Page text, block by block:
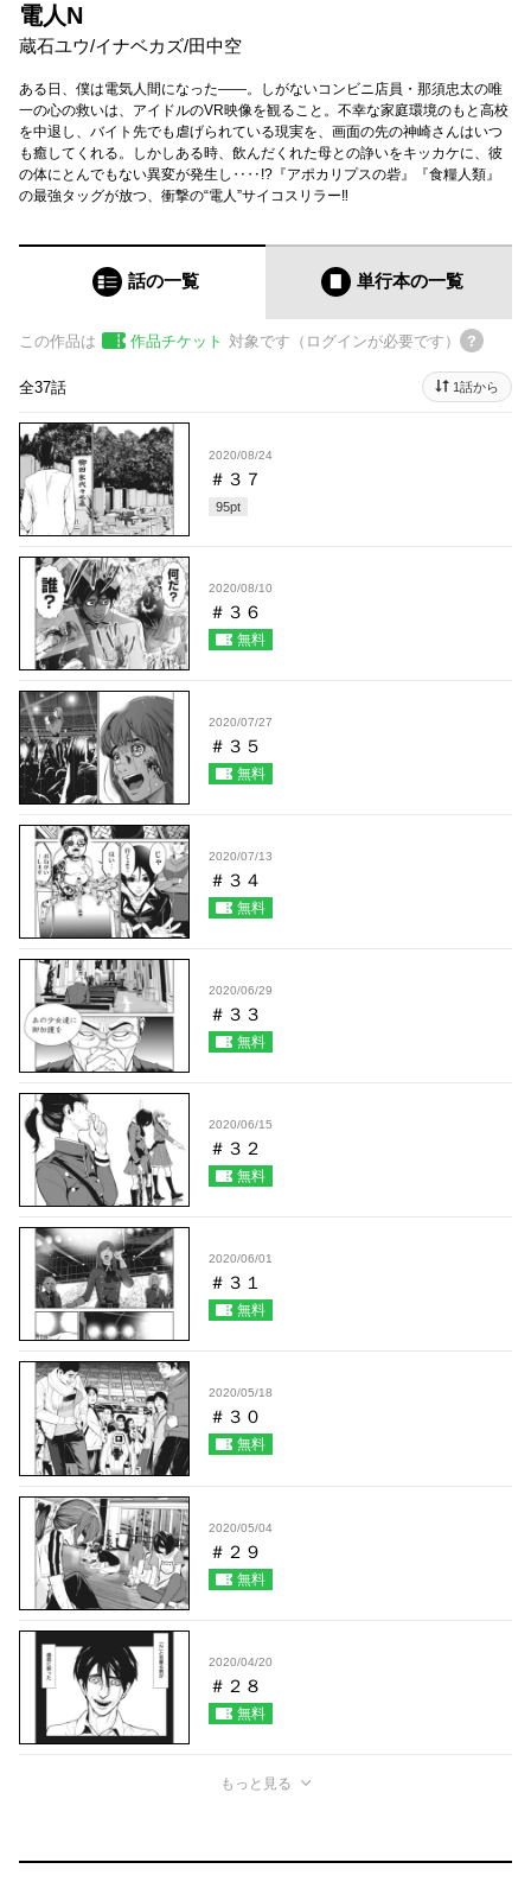
電人N
蔵石ユウ/イナベカズ/田中空
ある日、僕は電気人間になった――。しがないコンビニ店員・那須忠太の唯
一の心の救いは、アイドルのVR映像を観ること。不幸な家庭環境のもと高校
を中退し、バイト先でも虐げられている現実を、画面の先の神崎さんはいつ
も癒してくれる。しかしある時、飲んだくれた母との諍いをキッカケに、彼
の体にとんでもない異変が発生し‥‥!?『アポカリプスの砦』『食糧人類』
の最強タッグが放つ、衝撃の“電人”サイコスリラー‼
話の一覧 単行本の一覧
この作品は 作品チケット 対象です（ログインが必要です）
全37話 1話から
2020/08/24
＃３７
95pt
2020/08/10
＃３６
無料
2020/07/27
＃３５
無料
2020/07/13
＃３４
無料
2020/06/29
＃３３
無料
2020/06/15
＃３２
無料
2020/06/01
＃３１
無料
2020/05/18
＃３０
無料
2020/05/04
＃２９
無料
2020/04/20
＃２８
無料
もっと見る